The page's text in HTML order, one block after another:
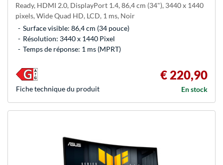
Ready, HDMI 2.0, DisplayPort 1.4, 86,4 cm (34"), 3440 x 1440
pixels, Wide Quad HD, LCD, 1 ms, Noir
Surface visible: 86,4 cm (34 pouce)
Résolution: 3440 x 1440 Pixel
Temps de réponse: 1 ms (MPRT)
€ 220,90
En stock
Fiche technique du produit